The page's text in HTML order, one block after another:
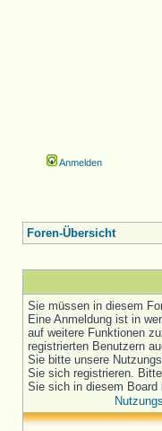
Anmelden
Foren-Übersicht
Sie müssen in diesem
Eine Anmeldung ist in
auf weitere Funktionen
registrierten Benutzern
Sie bitte unsere
Sie sich registrieren.
Sie sich in diesem Board